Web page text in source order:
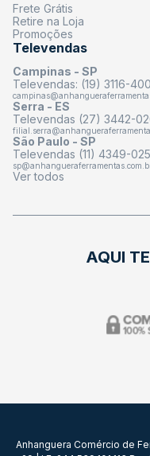
Frete Grátis
Retire na Loja
Promoções
Televendas
Campinas - SP
Televendas: (19) 3116-
Serra - ES
Televendas (27) 3442-
São Paulo - SP
Televendas (11) 4349-
Ver todos
AQUI
Anhanguera Comércio de